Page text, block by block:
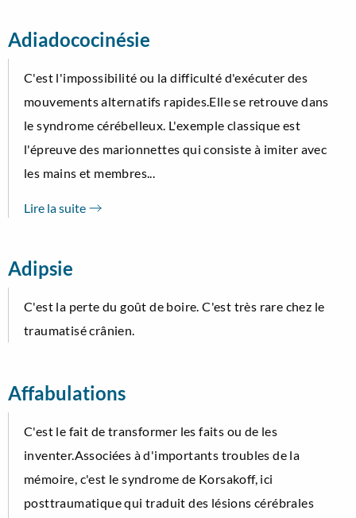
Adiadococinésie
C'est l'impossibilité ou la difficulté d'exécuter des
mouvements alternatifs rapides.Elle se retrouve dans
le syndrome cérébelleux. L'exemple classique est
l'épreuve des marionnettes qui consiste à imiter avec
les mains et membres...
Lire la suite
Adipsie
C'est la perte du goût de boire. C'est très rare chez le
traumatisé crânien.
Affabulations
C'est le fait de transformer les faits ou de les
inventer.Associées à d'importants troubles de la
mémoire, c'est le syndrome de Korsakoff, ici
posttraumatique qui traduit des lésions cérébrales